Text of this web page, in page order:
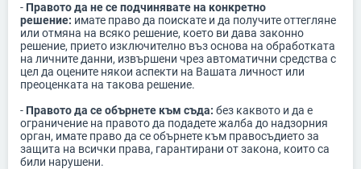
- Правото да не се подчинявате на конкретно
решение: имате право да поискате и да получите оттегляне
или отмяна на всяко решение, което ви дава законно
решение, прието изключително въз основа на обработката
на личните данни, извършени чрез автоматични средства с
цел да оцените някои аспекти на Вашата личност или
преоценката на такова решение.
- Правото да се обърнете към съда: без каквото и да е
ограничение на правото да подадете жалба до надзорния
орган, имате право да се обърнете към правосъдието за
защита на всички права, гарантирани от закона, които са
били нарушени.